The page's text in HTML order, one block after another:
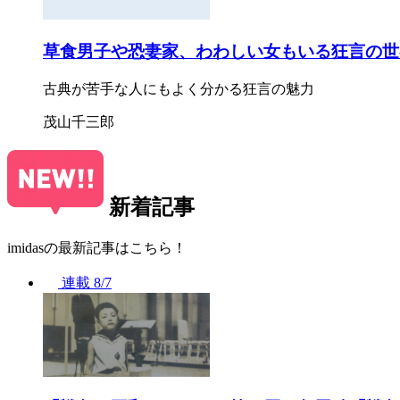
草食男子や恐妻家、わわしい女もいる狂言の
古典が苦手な人にもよく分かる狂言の魅力
茂山千三郎
新着記事
imidasの最新記事はこちら！
連載 8/7